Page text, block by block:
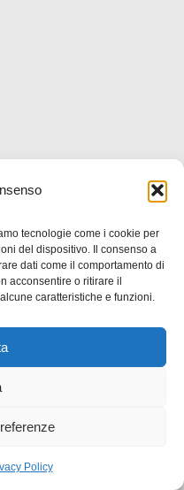
tecnologie come i cookie per
del dispositivo. Il consenso a
dati come il comportamento di
acconsentire o ritirare il
caratteristiche e funzioni.
Policy